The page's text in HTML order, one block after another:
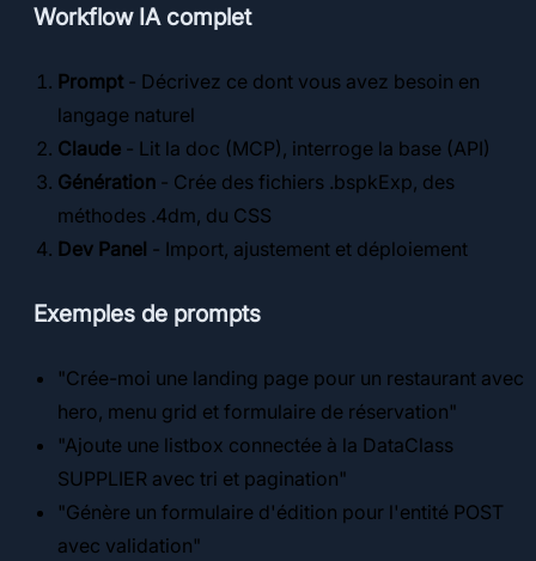
Workflow IA complet
Prompt - Décrivez ce dont vous avez besoin en
langage naturel
Claude - Lit la doc (MCP), interroge la base (API)
Génération - Crée des fichiers .bspkExp, des
méthodes .4dm, du CSS
Dev Panel - Import, ajustement et déploiement
Exemples de prompts
"Crée-moi une landing page pour un restaurant avec
hero, menu grid et formulaire de réservation"
"Ajoute une listbox connectée à la DataClass
SUPPLIER avec tri et pagination"
"Génère un formulaire d'édition pour l'entité POST
avec validation"